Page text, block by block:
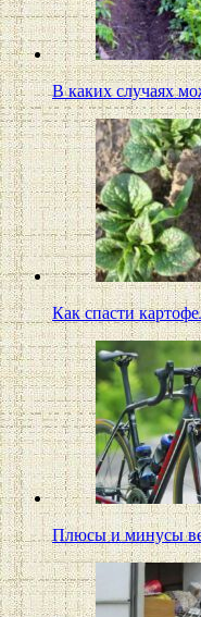
В каких случаях
Как спасти
Плюсы и минусы